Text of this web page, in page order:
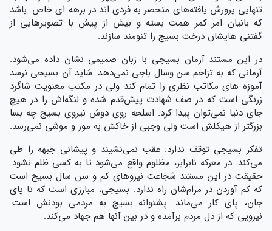
تنهایی پرورش یافته‌های منحصر به فردی اند در برهه ای خاص. باشد
که بانیان امر کمر همت بسته و بیش از پیش با تصویرهایی از
گفتنی هایشان درخت بسیج را تنومند سازند.
در این مستند آرمان بسیجی با زبان صمیمی نشان داده می‌شود.
آرمانی که به تزاحم سن وسال باجی نمی‌دهد. شاید آن بسیجی نرسد
آموزه های مکاتب نظری را تمام کند ولی در مکتب معنویت شاگرد
زرنگی است که در صف شهادت پیش‌قدم شده و لنگه‌اش را در هیچ
جای دنیا نمی‌توان پیدا کرد. اسلحه روی دوش نیروی بسیج چه بسا
بزرگتر از هیکلش است ولی وجبی از خاکش به مور و موشی نمی‌رسد.
تفکر بسیجی توقف ندارد. عقب نمی‌نشیند و پیشانی جبهه را طی
می‌کند. در معرکه نابرابر، مظلوم واقع می‌شود تا به کسی ظلم نشود.
حقیقت در این مستند شجاعت نیروهای کم و سن سال بسیج است
که کم آوردن در مرام‌شان راه ندارد. بسیجی، مبارزی است که تا پای
جان، پای کار می‌ماند. پشتوانه بسیج به مردمی بودنش است.
نیرویی که از دل مردم برآمده و در بین آنها هم جهاد می‌کند.